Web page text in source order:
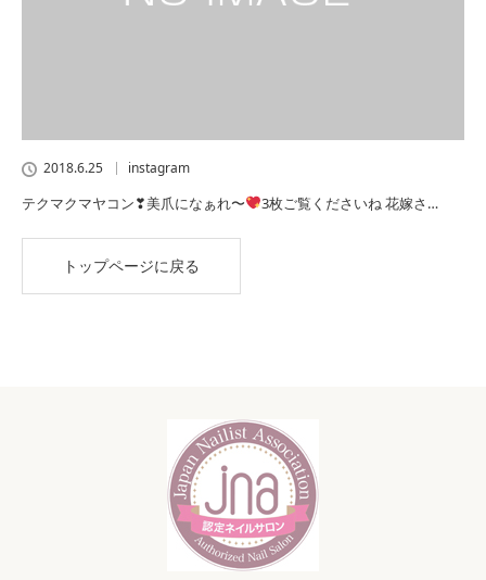
2018.6.25 instagram
テクマクマヤコン❣美爪になぁれ〜 3枚ご覧くださいね 花嫁さ…
トップページに戻る